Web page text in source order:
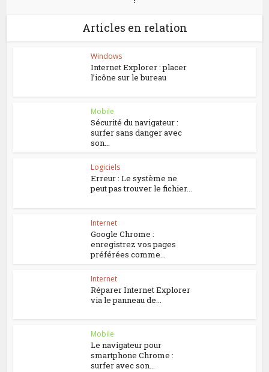
Articles en relation
Windows
Internet Explorer : placer
l’icône sur le bureau
Mobile
Sécurité du navigateur :
surfer sans danger avec
son...
Logiciels
Erreur : Le système ne
peut pas trouver le fichier...
Internet
Google Chrome :
enregistrez vos pages
préférées comme...
Internet
Réparer Internet Explorer
via le panneau de...
Mobile
Le navigateur pour
smartphone Chrome :
surfer avec son...